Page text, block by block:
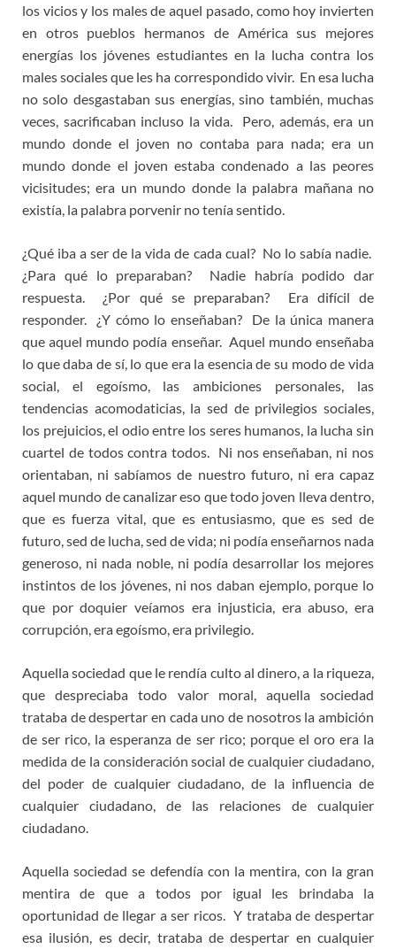
los vicios y los males de aquel pasado, como hoy invierten
en otros pueblos hermanos de América sus mejores
energías los jóvenes estudiantes en la lucha contra los
males sociales que les ha correspondido vivir. En esa lucha
no solo desgastaban sus energías, sino también, muchas
veces, sacrificaban incluso la vida. Pero, además, era un
mundo donde el joven no contaba para nada; era un
mundo donde el joven estaba condenado a las peores
vicisitudes; era un mundo donde la palabra mañana no
existía, la palabra porvenir no tenía sentido.
¿Qué iba a ser de la vida de cada cual? No lo sabía nadie.
¿Para qué lo preparaban? Nadie habría podido dar
respuesta. ¿Por qué se preparaban? Era difícil de
responder. ¿Y cómo lo enseñaban? De la única manera
que aquel mundo podía enseñar. Aquel mundo enseñaba
lo que daba de sí, lo que era la esencia de su modo de vida
social, el egoísmo, las ambiciones personales, las
tendencias acomodaticias, la sed de privilegios sociales,
los prejuicios, el odio entre los seres humanos, la lucha sin
cuartel de todos contra todos. Ni nos enseñaban, ni nos
orientaban, ni sabíamos de nuestro futuro, ni era capaz
aquel mundo de canalizar eso que todo joven lleva dentro,
que es fuerza vital, que es entusiasmo, que es sed de
futuro, sed de lucha, sed de vida; ni podía enseñarnos nada
generoso, ni nada noble, ni podía desarrollar los mejores
instintos de los jóvenes, ni nos daban ejemplo, porque lo
que por doquier veíamos era injusticia, era abuso, era
corrupción, era egoísmo, era privilegio.
Aquella sociedad que le rendía culto al dinero, a la riqueza,
que despreciaba todo valor moral, aquella sociedad
trataba de despertar en cada uno de nosotros la ambición
de ser rico, la esperanza de ser rico; porque el oro era la
medida de la consideración social de cualquier ciudadano,
del poder de cualquier ciudadano, de la influencia de
cualquier ciudadano, de las relaciones de cualquier
ciudadano.
Aquella sociedad se defendía con la mentira, con la gran
mentira de que a todos por igual les brindaba la
oportunidad de llegar a ser ricos. Y trataba de despertar
esa ilusión, es decir, trataba de despertar en cualquier